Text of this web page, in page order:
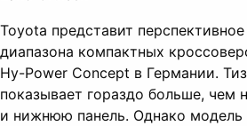
Toyota представит
диапазона компактных
Hy-Power Concept в Германии.
показывает гораздо больше, чем
и нижнюю панель. Однако